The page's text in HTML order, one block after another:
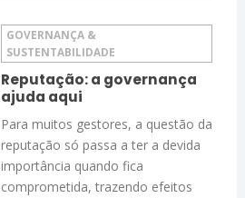
GOVERNANÇA &
SUSTENTABILIDADE
Reputação: a governança
ajuda aqui
Para muitos gestores, a questão da
reputação só passa a ter a devida
importância quando fica
comprometida, trazendo efeitos